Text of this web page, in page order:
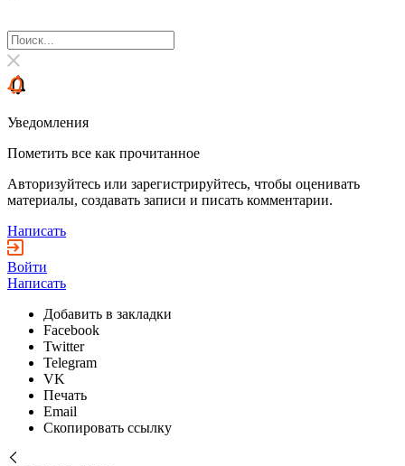
Уведомления
Пометить все как прочитанное
Авторизуйтесь или зарегистрируйтесь, чтобы оценивать
материалы, создавать записи и писать комментарии.
Написать
Войти
Написать
Добавить в закладки
Facebook
Twitter
Telegram
VK
Печать
Email
Скопировать ссылку